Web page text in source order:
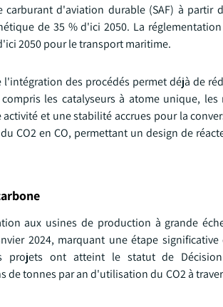
d'aviation durable (SAF) à partir
de 35 % d'ici 2050. La réglementation
2050 pour le transport maritime.
des procédés permet déjà de
les catalyseurs à atome unique, les
et une stabilité accrues pour la
CO2 en CO, permettant un design de
aux usines de production à grande
2024, marquant une étape significative
projets ont atteint le statut de
tonnes par an d'utilisation du CO2 à